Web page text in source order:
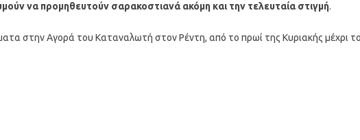
να προμηθευτούν σαρακοστιανά ακόμη και την τελευταία στιγμή.
στην Αγορά του Καταναλωτή στον Ρέντη, από το πρωί της Κυριακής μέχρι το